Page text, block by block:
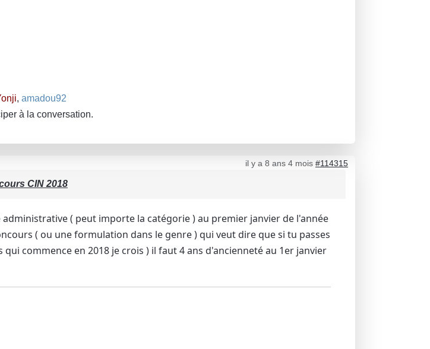
, amadou92
à la conversation.
il y a 8 ans 4 mois #114315
CIN 2018
( peut importe la catégorie ) au premier janvier de l'année
( ou une formulation dans le genre ) qui veut dire que si tu passes
qui commence en 2018 je crois ) il faut 4 ans d'ancienneté au 1er janvier